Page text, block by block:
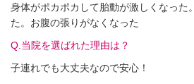
身体がポカポカして胎動が激しくなった
た。お腹の張りがなくなった
Q.当院を選ばれた理由は？
子連れでも大丈夫なので安心！